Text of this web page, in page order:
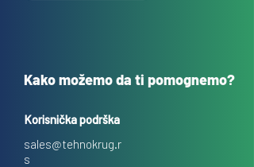
Kako možemo da ti pomognemo?
Korisnička podrška
sales@tehnokrug.r
s